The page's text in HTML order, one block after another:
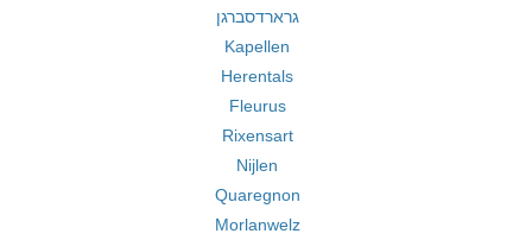
גרארדסברגן
Kapellen
Herentals
Fleurus
Rixensart
Nijlen
Quaregnon
Morlanwelz